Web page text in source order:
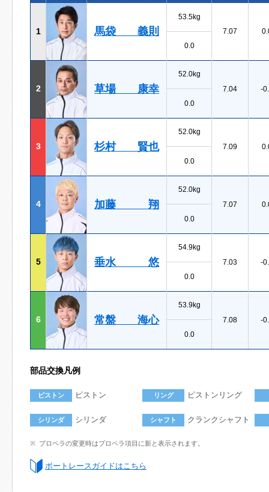
1 馬袋 義則
53.5kg
7.07
0.0
2 草場 康幸
52.0kg
7.04
-
0.0
3 杉村 賢也
52.0kg
7.09
0.0
4 加藤 翔
52.0kg
7.07
0.0
5 垂水 悠
54.9kg
7.03
-
0.0
6 常盤 海心
53.9kg
7.08
-
0.0
部品交換凡例
ピストン ピストン リング ピストンリング
シリンダ シリンダ シャフト クランクシャフト
プロペラの変更時はプロペラ項目に新と表示されます。
ボートレースガイドはこちら